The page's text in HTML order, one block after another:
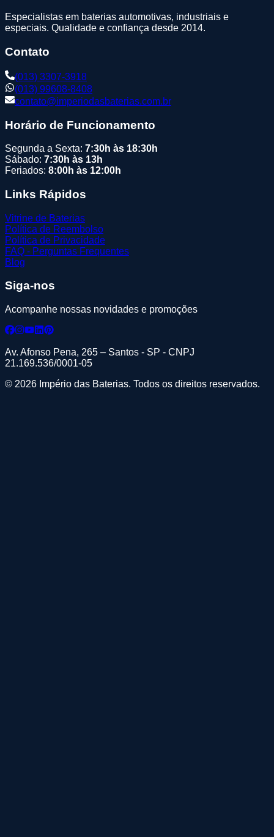
Especialistas em baterias automotivas, industriais e
especiais. Qualidade e confiança desde 2014.
Contato
(013) 3307-3918
(013) 99608-8408
contato@imperiodasbaterias.com.br
Horário de Funcionamento
Segunda a Sexta: 7:30h às 18:30h
Sábado: 7:30h às 13h
Feriados: 8:00h às 12:00h
Links Rápidos
Vitrine de Baterias
Política de Reembolso
Política de Privacidade
FAQ - Perguntas Frequentes
Blog
Siga-nos
Acompanhe nossas novidades e promoções
Av. Afonso Pena, 265 – Santos - SP - CNPJ
21.169.536/0001-05
© 2026 Império das Baterias. Todos os direitos reservados.